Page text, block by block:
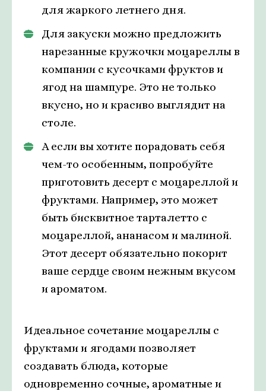
для жаркого летнего дня.
Для закуски можно предложить
нарезанные кружочки моцареллы в
компании с кусочками фруктов и
ягод на шампуре. Это не только
вкусно, но и красиво выглядит на
столе.
А если вы хотите порадовать себя
чем-то особенным, попробуйте
приготовить десерт с моцареллой и
фруктами. Например, это может
быть бисквитное тарталетто с
моцареллой, ананасом и малиной.
Этот десерт обязательно покорит
ваше сердце своим нежным вкусом
и ароматом.
Идеальное сочетание моцареллы с
фруктами и ягодами позволяет
создавать блюда, которые
одновременно сочные, ароматные и